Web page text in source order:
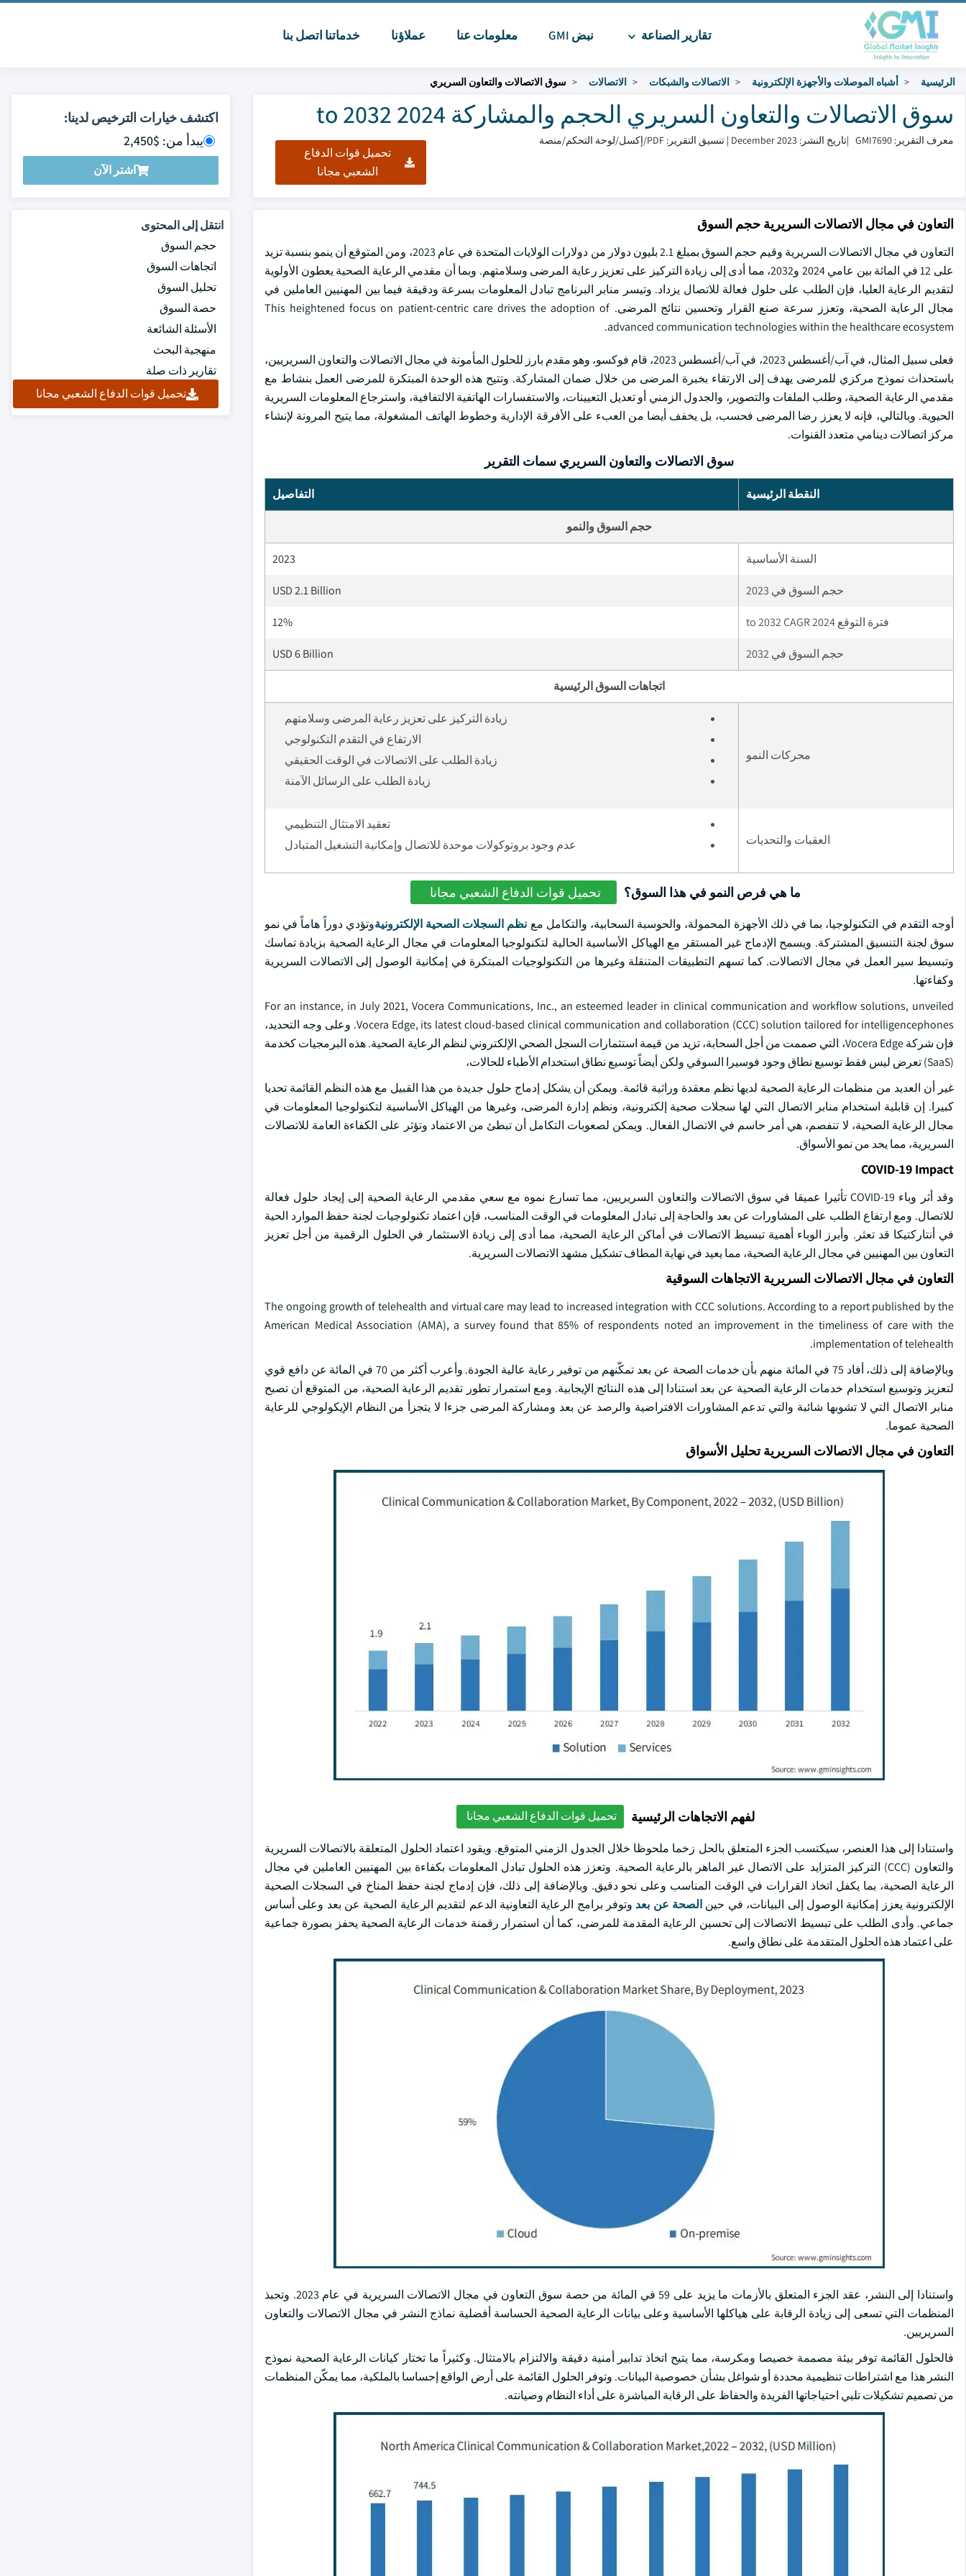
تقارير الصناعة نبض GMI معلومات عنا عملاؤنا خدماتنا اتصل بنا
الرئيسية أشباه الموصلات والأجهزة الإلكترونية الاتصالات والشبكات الاتصالات سوق الاتصالات والتعاون السريري
سوق الاتصالات والتعاون السريري الحجم والمشاركة 2024 to 2032
معرف التقرير: GMI7690 |تاريخ النشر: December 2023 | تنسيق التقرير: PDF/إكسل/لوحة التحكم/منصة
تحميل قوات الدفاع
الشعبي مجانا
اكتشف خيارات الترخيص لدينا:
يبدأ من: $2,450
اشتر الآن
التعاون في مجال الاتصالات السريرية حجم السوق
التعاون في مجال الاتصالات السريرية وقيم حجم السوق بمبلغ 2.1 بليون دولار من دولارات الولايات المتحدة في عام 2023، ومن المتوقع أن ينمو بنسبة تزيد
على 12 في المائة بين عامي 2024 و2032، مما أدى إلى زيادة التركيز على تعزيز رعاية المرضى وسلامتهم. وبما أن مقدمي الرعاية الصحية يعطون الأولوية
لتقديم الرعاية العليا، فإن الطلب على حلول فعالة للاتصال يزداد. وتيسر منابر البرنامج تبادل المعلومات بسرعة ودقيقة فيما بين المهنيين العاملين في
مجال الرعاية الصحية، وتعزز سرعة صنع القرار وتحسين نتائج المرضى. This heightened focus on patient-centric care drives the adoption of
advanced communication technologies within the healthcare ecosystem.
فعلى سبيل المثال، في آب/أغسطس 2023، في آب/أغسطس 2023، قام فوكسو، وهو مقدم بارز للحلول المأمونة في مجال الاتصالات والتعاون السريريين،
باستحداث نموذج مركزي للمرضى يهدف إلى الارتقاء بخبرة المرضى من خلال ضمان المشاركة. وتتيح هذه الوحدة المبتكرة للمرضى العمل بنشاط مع
مقدمي الرعاية الصحية، وطلب الملفات والتصوير، والجدول الزمني أو تعديل التعيينات، والاستفسارات الهاتفية الالتفافية، واسترجاع المعلومات السريرية
الحيوية. وبالتالي، فإنه لا يعزز رضا المرضى فحسب، بل يخفف أيضا من العبء على الأفرقة الإدارية وخطوط الهاتف المشغولة، مما يتيح المرونة لإنشاء
مركز اتصالات دينامي متعدد القنوات.
سوق الاتصالات والتعاون السريري سمات التقرير
النقطة الرئيسية التفاصيل
حجم السوق والنمو
السنة الأساسية 2023
حجم السوق في 2023 USD 2.1 Billion
فترة التوقع 2024 to 2032 CAGR 12%
حجم السوق في 2032 USD 6 Billion
اتجاهات السوق الرئيسية
محركات النمو
زيادة التركيز على تعزيز رعاية المرضى وسلامتهم
الارتفاع في التقدم التكنولوجي
زيادة الطلب على الاتصالات في الوقت الحقيقي
زيادة الطلب على الرسائل الآمنة
العقبات والتحديات
تعقيد الامتثال التنظيمي
عدم وجود بروتوكولات موحدة للاتصال وإمكانية التشغيل المتبادل
ما هي فرص النمو في هذا السوق؟ تحميل قوات الدفاع الشعبي مجانا
أوجه التقدم في التكنولوجيا، بما في ذلك الأجهزة المحمولة، والحوسبة السحابية، والتكامل مع نظم السجلات الصحية الإلكترونيةوتؤدي دوراً هاماً في نمو
سوق لجنة التنسيق المشتركة. ويسمح الإدماج غير المستقر مع الهياكل الأساسية الحالية لتكنولوجيا المعلومات في مجال الرعاية الصحية بزيادة تماسك
وتبسيط سير العمل في مجال الاتصالات. كما تسهم التطبيقات المتنقلة وغيرها من التكنولوجيات المبتكرة في إمكانية الوصول إلى الاتصالات السريرية
وكفاءتها.
For an instance, in July 2021, Vocera Communications, Inc., an esteemed leader in clinical communication and workflow solutions, unveiled
Vocera Edge, its latest cloud-based clinical communication and collaboration (CCC) solution tailored for intelligencephones. وعلى وجه التحديد،
فإن شركة Vocera Edge، التي صممت من أجل السحابة، تزيد من قيمة استثمارات السجل الصحي الإلكتروني لنظم الرعاية الصحية. هذه البرمجيات كخدمة
(SaaS) تعرض ليس فقط توسيع نطاق وجود فوسيرا السوقي ولكن أيضاً توسيع نطاق استخدام الأطباء للحالات،
غير أن العديد من منظمات الرعاية الصحية لديها نظم معقدة وراثية قائمة. ويمكن أن يشكل إدماج حلول جديدة من هذا القبيل مع هذه النظم القائمة تحديا
كبيرا. إن قابلية استخدام منابر الاتصال التي لها سجلات صحية إلكترونية، ونظم إدارة المرضى، وغيرها من الهياكل الأساسية لتكنولوجيا المعلومات في
مجال الرعاية الصحية، لا تنفصم، هي أمر حاسم في الاتصال الفعال. ويمكن لصعوبات التكامل أن تبطئ من الاعتماد وتؤثر على الكفاءة العامة للاتصالات
السريرية، مما يحد من نمو الأسواق.
COVID-19 Impact
وقد أثر وباء COVID-19 تأثيرا عميقا في سوق الاتصالات والتعاون السريريين، مما تسارع نموه مع سعي مقدمي الرعاية الصحية إلى إيجاد حلول فعالة
للاتصال. ومع ارتفاع الطلب على المشاورات عن بعد والحاجة إلى تبادل المعلومات في الوقت المناسب، فإن اعتماد تكنولوجيات لجنة حفظ الموارد الحية
في أنتاركتيكا قد تعثر. وأبرز الوباء أهمية تبسيط الاتصالات في أماكن الرعاية الصحية، مما أدى إلى زيادة الاستثمار في الحلول الرقمية من أجل تعزيز
التعاون بين المهنيين في مجال الرعاية الصحية، مما يعيد في نهاية المطاف تشكيل مشهد الاتصالات السريرية.
التعاون في مجال الاتصالات السريرية الاتجاهات السوقية
The ongoing growth of telehealth and virtual care may lead to increased integration with CCC solutions. According to a report published by the
American Medical Association (AMA), a survey found that 85% of respondents noted an improvement in the timeliness of care with the
implementation of telehealth.
وبالإضافة إلى ذلك، أفاد 75 في المائة منهم بأن خدمات الصحة عن بعد تمكّنهم من توفير رعاية عالية الجودة. وأعرب أكثر من 70 في المائة عن دافع قوي
لتعزيز وتوسيع استخدام خدمات الرعاية الصحية عن بعد استنادا إلى هذه النتائج الإيجابية. ومع استمرار تطور تقديم الرعاية الصحية، من المتوقع أن تصبح
منابر الاتصال التي لا تشوبها شائبة والتي تدعم المشاورات الافتراضية والرصد عن بعد ومشاركة المرضى جزءا لا يتجزأ من النظام الإيكولوجي للرعاية
الصحية عموما.
التعاون في مجال الاتصالات السريرية تحليل الأسواق
لفهم الاتجاهات الرئيسية تحميل قوات الدفاع الشعبي مجانا
واستنادا إلى هذا العنصر، سيكتسب الجزء المتعلق بالحل زخما ملحوظا خلال الجدول الزمني المتوقع. ويقود اعتماد الحلول المتعلقة بالاتصالات السريرية
والتعاون (CCC) التركيز المتزايد على الاتصال غير الماهر بالرعاية الصحية. وتعزز هذه الحلول تبادل المعلومات بكفاءة بين المهنيين العاملين في مجال
الرعاية الصحية، بما يكفل اتخاذ القرارات في الوقت المناسب وعلى نحو دقيق. وبالإضافة إلى ذلك، فإن إدماج لجنة حفظ المناخ في السجلات الصحية
الإلكترونية يعزز إمكانية الوصول إلى البيانات، في حين الصحة عن بعد وتوفر برامج الرعاية التعاونية الدعم لتقديم الرعاية الصحية عن بعد وعلى أساس
جماعي. وأدى الطلب على تبسيط الاتصالات إلى تحسين الرعاية المقدمة للمرضى، كما أن استمرار رقمنة خدمات الرعاية الصحية يحفز بصورة جماعية
على اعتماد هذه الحلول المتقدمة على نطاق واسع.
واستنادا إلى النشر، عقد الجزء المتعلق بالأزمات ما يزيد على 59 في المائة من حصة سوق التعاون في مجال الاتصالات السريرية في عام 2023. وتحبذ
المنظمات التي تسعى إلى زيادة الرقابة على هياكلها الأساسية وعلى بيانات الرعاية الصحية الحساسة أفضلية نماذج النشر في مجال الاتصالات والتعاون
السريريين.
فالحلول القائمة توفر بيئة مصممة خصيصا ومكرسة، مما يتيح اتخاذ تدابير أمنية دقيقة والالتزام بالامتثال. وكثيراً ما تختار كيانات الرعاية الصحية نموذج
النشر هذا مع اشتراطات تنظيمية محددة أو شواغل بشأن خصوصية البيانات. وتوفر الحلول القائمة على أرض الواقع إحساسا بالملكية، مما يمكّن المنظمات
من تصميم تشكيلات تلبي احتياجاتها الفريدة والحفاظ على الرقابة المباشرة على أداء النظام وصيانته.
انتقل إلى المحتوى
حجم السوق
اتجاهات السوق
تحليل السوق
حصة السوق
الأسئلة الشائعة
منهجية البحث
تقارير ذات صلة
تحميل قوات الدفاع الشعبي مجانا